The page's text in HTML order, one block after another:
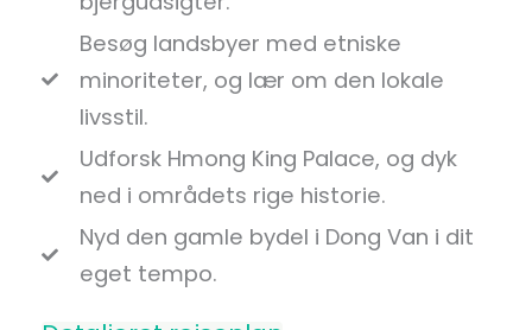
Besøg landsbyer med etniske
minoriteter, og lær om den lokale
livsstil.
Udforsk Hmong King Palace, og dyk
ned i områdets rige historie.
Nyd den gamle bydel i Dong Van i dit
eget tempo.